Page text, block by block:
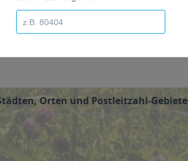
sogar erreicht hat höhere Stufen. Zu
des großflächigen Einzelhandels in Italien
Orten und Postleitzahl-